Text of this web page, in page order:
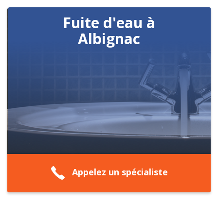
Fuite d'eau à
Albignac
Appelez un spécialiste